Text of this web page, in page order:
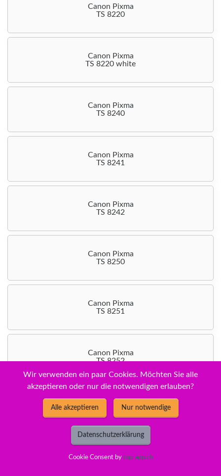
Canon Pixma
TS 8220
Canon Pixma
TS 8220 white
Canon Pixma
TS 8240
Canon Pixma
TS 8241
Canon Pixma
TS 8242
Canon Pixma
TS 8250
Canon Pixma
TS 8251
Canon Pixma
TS 8252
Canon Pixma TS
8300 Series
TS 8350
Wir verwenden ein paar Cookies. Möchten Sie alle
akzeptieren oder nur die notwendigen erlauben?
Alle akzeptieren Nur notwendige
Datenschutzerklärung
Cookie Consent by top-app.ch